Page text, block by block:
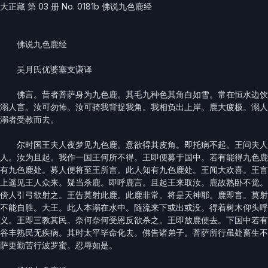
大正藏 第 03 册 No. 0181b 佛说九色鹿经
佛说九色鹿经
吴月氏优婆塞支谦译
佛言。昔者菩萨身为九色鹿。其毛九种色其角白如雪。常在恒水边饮
溺人言。汝可勿怖。汝可骑我背捉我角。我相负出上岸。鹿大疲极。溺
溺者受教而去。
尔时国王夫人夜梦见九色鹿。意欲得其皮角。即托病不起。王问夫人
人。汝为且起。我作一国王何所不得。王即便募于国中。若有能得九
有九色鹿处。募人便将至王所言。此人知有九色鹿处。王闻大欢喜。王
上遥见王人众来。疑当杀鹿。即呼鹿言。且起王来取汝。鹿故熟卧不
傍人引弓欲射之。王告莫射此鹿。此鹿非常。将是天神耶。鹿即言。莫
不能自胜。大王。此人本溺在水中。随流来下或出或没。得着树木仰头
义。王即三教其民。奈何奈何受恩反欲杀之。王即放鹿使去。下国中
谷丰熟民无疾病。其时太平毕命化去。佛告诸弟子。菩萨所行虽处畜生
萨更勤苦行波罗蜜。忍辱如是。